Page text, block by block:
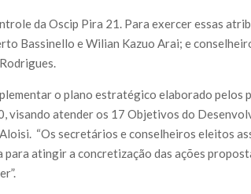
da Oscip Pira 21. Para exercer essas
Bassinello e Wilian Kazuo Arai; e
o plano estratégico elaborado pelos
visando atender os 17 Objetivos do
“Os secretários e conselheiros eleitos
para atingir a concretização das ações